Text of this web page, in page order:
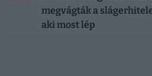
megvágták a
aki most lép